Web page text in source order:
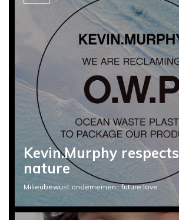
Kevin.Murphy respects
nature
Milieubewust ondernemen : future.love